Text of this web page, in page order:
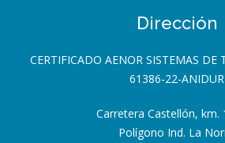
Dirección
CERTIFICADO AENOR SISTEMAS DE
61386-22-ANIDUR
Carretera Castellón, km.
Polígono Ind. La